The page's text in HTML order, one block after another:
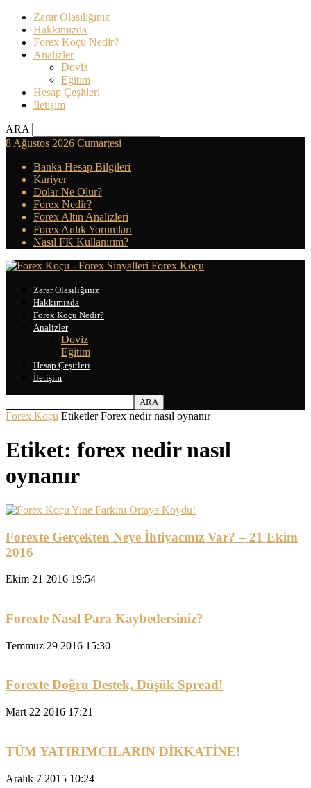
Zarar Olasılığınız
Hakkımızda
Forex Koçu Nedir?
Analizler
Doviz
Eğitim
Hesap Çeşitleri
İletişim
ARA
8 Ağustos 2026 Cumartesi
Banka Hesap Bilgileri
Kariyer
Dolar Ne Olur?
Forex Nedir?
Forex Altın Analizleri
Forex Anlık Yorumları
Nasıl FK Kullanırım?
Forex Koçu
Zarar Olasılığınız
Hakkımızda
Forex Koçu Nedir?
Analizler
Doviz
Eğitim
Hesap Çeşitleri
İletişim
Forex Koçu Etiketler Forex nedir nasıl oynanır
Etiket: forex nedir nasıl
oynanır
Forexte Gerçekten Neye İhtiyacınız Var? – 21 Ekim
2016
Ekim 21 2016 19:54
Forexte Nasıl Para Kaybedersiniz?
Temmuz 29 2016 15:30
Forexte Doğru Destek, Düşük Spread!
Mart 22 2016 17:21
TÜM YATIRIMCILARIN DİKKATİNE!
Aralık 7 2015 10:24